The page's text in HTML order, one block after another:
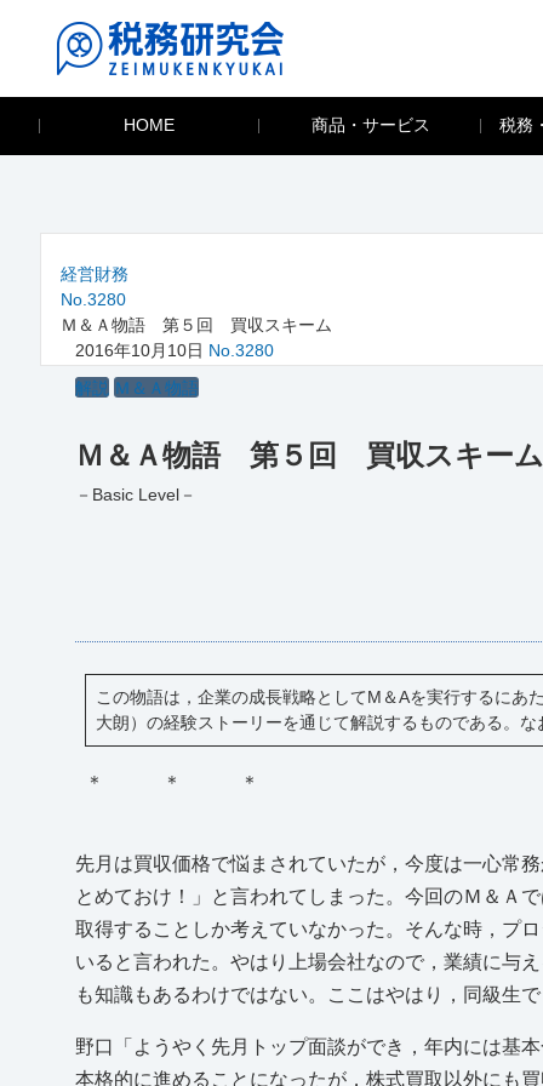
HOME 商品・サービス 税務
経営財務
No.3280
Ｍ＆Ａ物語 第５回 買収スキーム
2016年10月10日 No.3280
解説 Ｍ＆Ａ物語
Ｍ＆Ａ物語 第５回 買収スキー
－Basic Level－
この物語は，企業の成長戦略としてM＆Aを実行するにあ
大朗）の経験ストーリーを通じて解説するものである。
＊ ＊ ＊
先月は買収価格で悩まされていたが，今度は一心常
とめておけ！」と言われてしまった。今回のＭ＆Ａ
取得することしか考えていなかった。そんな時，プ
いると言われた。やはり上場会社なので，業績に与
も知識もあるわけではない。ここはやはり，同級生
野口「ようやく先月トップ面談ができ，年内には基
本格的に進めることになったが，株式買取以外にも